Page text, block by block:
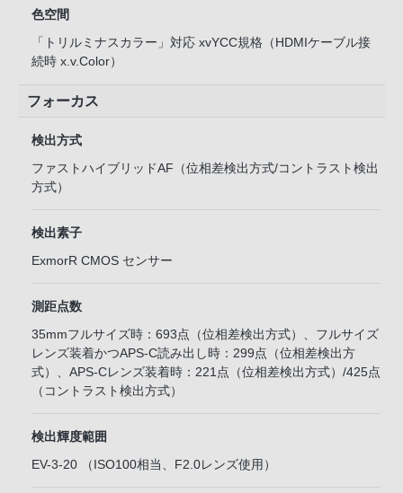
色空間
「トリルミナスカラー」対応 xvYCC規格（HDMIケーブル接
続時 x.v.Color）
フォーカス
検出方式
ファストハイブリッドAF（位相差検出方式/コントラスト検出
方式）
検出素子
ExmorR CMOS センサー
測距点数
35mmフルサイズ時：693点（位相差検出方式）、フルサイズ
レンズ装着かつAPS-C読み出し時：299点（位相差検出方
式）、APS-Cレンズ装着時：221点（位相差検出方式）/425点
（コントラスト検出方式）
検出輝度範囲
EV-3-20 （ISO100相当、F2.0レンズ使用）